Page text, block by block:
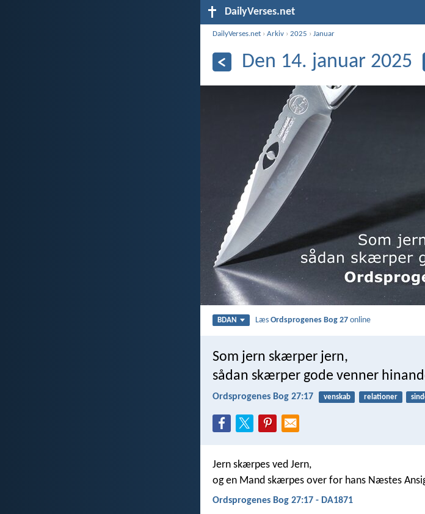
DailyVerses.net
DailyVerses.net ›Arkiv ›2025 ›Januar
Den 14. januar 2025
BDAN LæsOrdsprogenes Bog 27 online
Som jern skærper jern,
sådan skærper gode venner
Ordsprogenes Bog 27:17 venskab relationer
Jern skærpes ved Jern,
og en Mand skærpes over for hans Næstes
Ordsprogenes Bog 27:17 - DA1871